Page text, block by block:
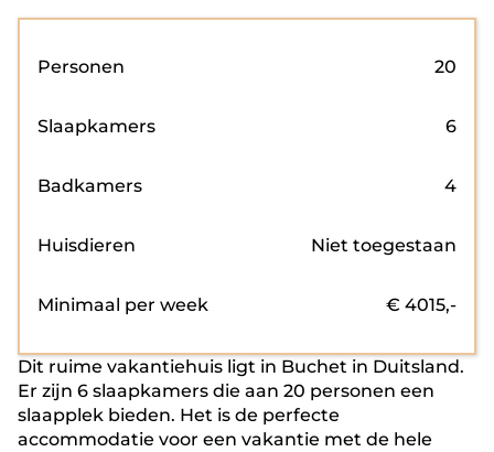
Personen 20
Slaapkamers 6
Badkamers 4
Huisdieren Niet toegestaan
Minimaal per week € 4015,-
Dit ruime vakantiehuis ligt in Buchet in Duitsland.
Er zijn 6 slaapkamers die aan 20 personen een
slaapplek bieden. Het is de perfecte
accommodatie voor een vakantie met de hele